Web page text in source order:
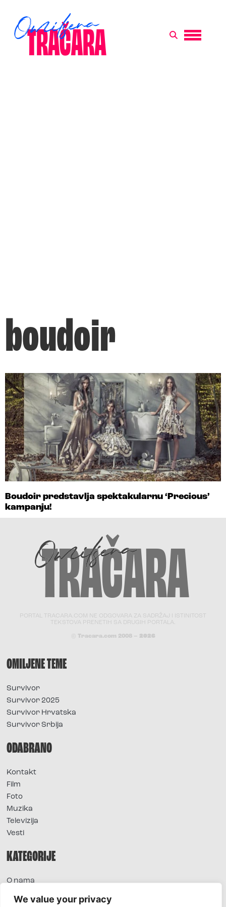
We value your privacy
boudoir
Boudoir predstavlja spektakularnu ‘Precious’
kampanju!
PORTAL TRACARA.COM NE ODGOVARA ZA SADRŽAJ I ISTINITOST
TEKSTOVA PRENETIH SA DRUGIH PORTALA.
© Tracara.com 2008 – 2026
OMILJENE TEME
Survivor
Survivor 2025
Survivor Hrvatska
Survivor Srbija
ODABRANO
Kontakt
Film
Foto
Muzika
Televizija
Vesti
KATEGORIJE
O nama
Extra